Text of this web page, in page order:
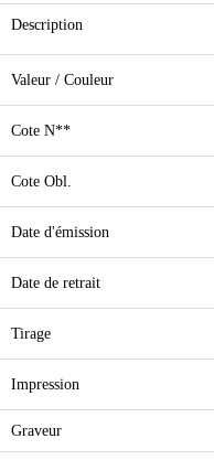
Description
Valeur / Couleur
Cote N**
Cote Obl.
Date d'émission
Date de retrait
Tirage
Impression
Graveur